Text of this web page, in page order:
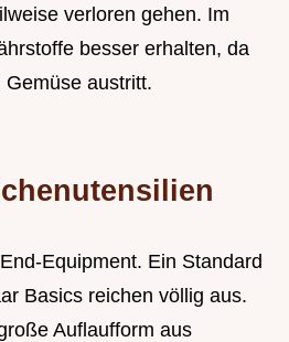
verloren gehen. Im
besser erhalten, da
Gemüse austritt.
Equipment. Ein Standard
Basics reichen völlig aus.
Auflaufform aus